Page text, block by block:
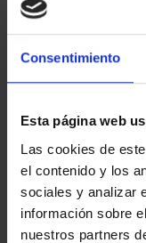
Consentimiento
Esta página web
Las cookies de
el contenido y los
sociales y analizar
información sobre
nuestros partners